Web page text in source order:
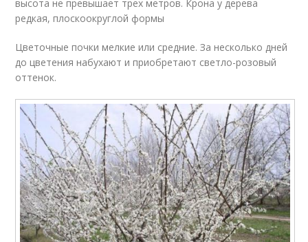
высота не превышает трех метров. Крона у дерева
редкая, плоскоокруглой формы
Цветочные почки мелкие или средние. За несколько дней
до цветения набухают и приобретают светло-розовый
оттенок.